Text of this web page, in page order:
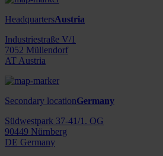
HeadquartersAustria
Industriestraße V/1
7052 Müllendorf
AT Austria
Secondary locationGermany
Südwestpark 37-41/1. OG
90449 Nürnberg
DE Germany